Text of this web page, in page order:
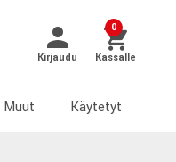
Kirjaudu
0
Kassalle
Muut Käytetyt